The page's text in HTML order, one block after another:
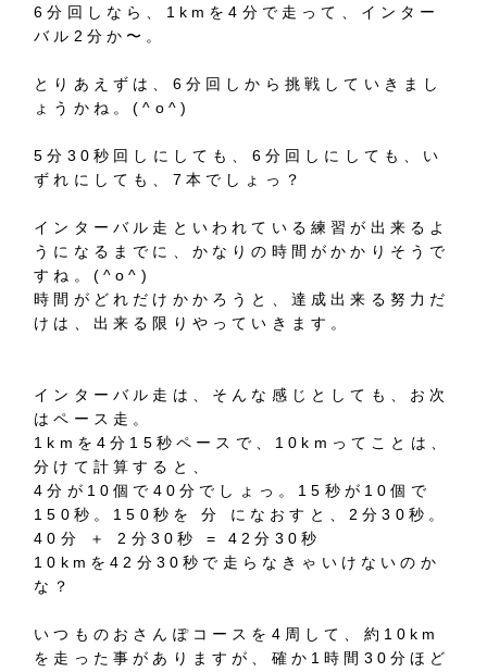
6分回しなら、1kmを4分で走って、インター
バル2分か〜。
とりあえずは、6分回しから挑戦していきまし
ょうかね。(^o^)
5分30秒回しにしても、6分回しにしても、い
ずれにしても、7本でしょっ？
インターバル走といわれている練習が出来るよ
うになるまでに、かなりの時間がかかりそうで
すね。(^o^)
時間がどれだけかかろうと、達成出来る努力だ
けは、出来る限りやっていきます。
インターバル走は、そんな感じとしても、お次
はペース走。
1kmを4分15秒ペースで、10kmってことは、
分けて計算すると、
4分が10個で40分でしょっ。15秒が10個で
150秒。150秒を 分 になおすと、2分30秒。
40分 ＋ 2分30秒 = 42分30秒
10kmを42分30秒で走らなきゃいけないのか
な？
いつものおさんぽコースを4周して、約10km
を走った事がありますが、確か1時間30分ほど